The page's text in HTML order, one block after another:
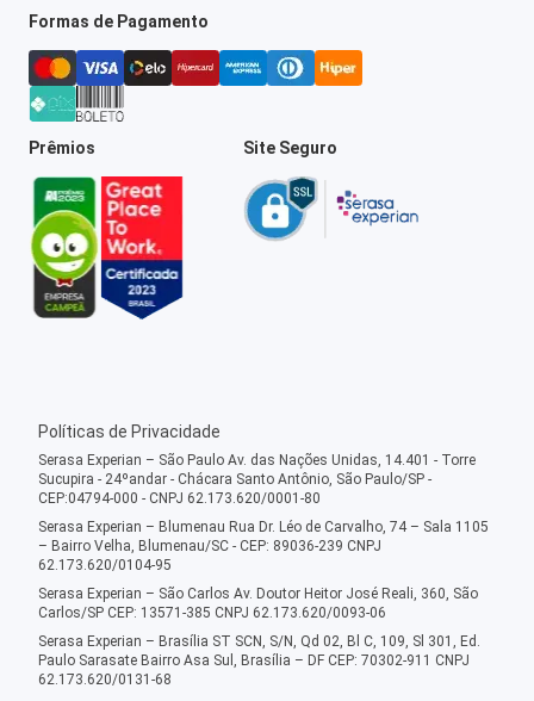
Formas de Pagamento
Prêmios Site Seguro
Políticas de Privacidade
Serasa Experian – São Paulo Av. das Nações Unidas, 14.401 - Torre
Sucupira - 24ºandar - Chácara Santo Antônio, São Paulo/SP -
CEP:04794-000 - CNPJ 62.173.620/0001-80
Serasa Experian – Blumenau Rua Dr. Léo de Carvalho, 74 – Sala 1105
– Bairro Velha, Blumenau/SC - CEP: 89036-239 CNPJ
62.173.620/0104-95
Serasa Experian – São Carlos Av. Doutor Heitor José Reali, 360, São
Carlos/SP CEP: 13571-385 CNPJ 62.173.620/0093-06
Serasa Experian – Brasília ST SCN, S/N, Qd 02, Bl C, 109, Sl 301, Ed.
Paulo Sarasate Bairro Asa Sul, Brasília – DF CEP: 70302-911 CNPJ
62.173.620/0131-68